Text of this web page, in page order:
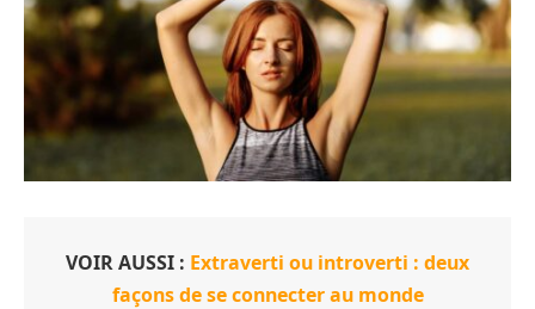
VOIR AUSSI : Extraverti ou introverti : deux
façons de se connecter au monde